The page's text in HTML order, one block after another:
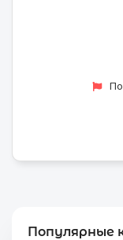
Популярные